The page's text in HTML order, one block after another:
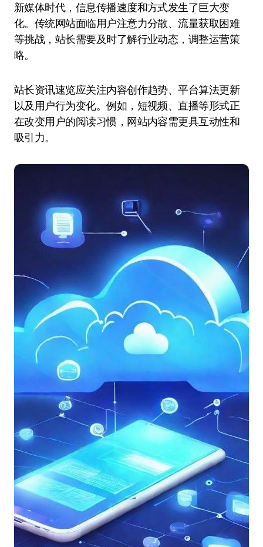
新媒体时代，信息传播速度和方式发生了巨大变
化。传统网站面临用户注意力分散、流量获取困难
等挑战，站长需要及时了解行业动态，调整运营策
略。
站长资讯速览应关注内容创作趋势、平台算法更新
以及用户行为变化。例如，短视频、直播等形式正
在改变用户的阅读习惯，网站内容需更具互动性和
吸引力。